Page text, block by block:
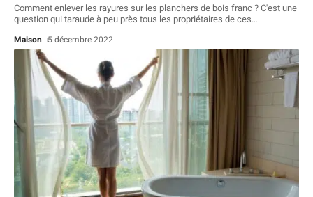
Comment enlever les rayures sur les planchers de bois franc ? C'est une
question qui taraude à peu près tous les propriétaires de ces…
Maison 5 décembre 2022